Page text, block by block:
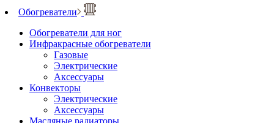
Обогреватели
Обогреватели для ног
Инфракрасные обогреватели
Газовые
Электрические
Аксессуары
Конвекторы
Электрические
Аксессуары
Масляные радиаторы